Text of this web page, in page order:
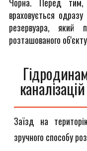
враховується
резервуара, який
розташованого
каналізацій
Заїзд на
зручного способу